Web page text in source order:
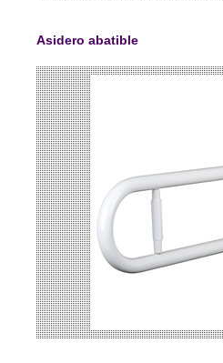
Asidero abatible